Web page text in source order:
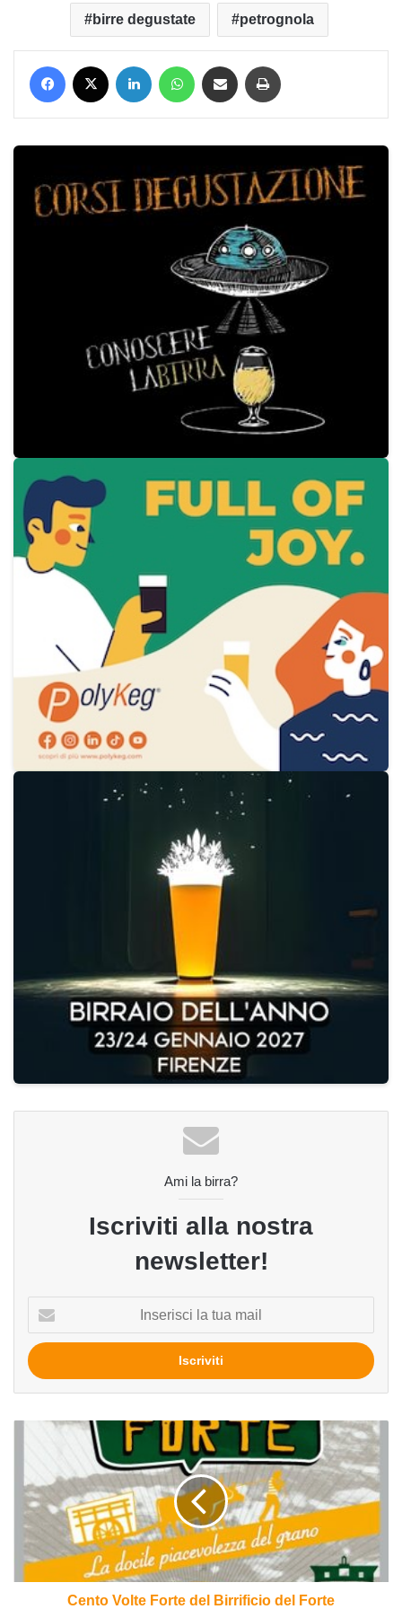
birre degustate petrognola
Facebook LinkedIn WhatsApp Condividi via mail
Ami la birra?
Iscriviti alla nostra
newsletter!
tua
mail
del
Birrificio
del
Forte
Cento Volte Forte del Birrificio del Forte